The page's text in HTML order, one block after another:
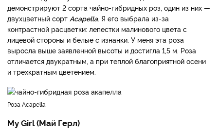
демонстрируют 2 сорта чайно-гибридных роз, один из них —
двухцветный сорт Acapella. Я его выбрала из-за
контрастной расцветки: лепестки малинового цвета с
лицевой стороны и белые с изнанки. У меня эта роза
выросла выше заявленной высоты и достигла 1,5 м. Роза
отличается двукратным, а при теплой благоприятной осени
и трехкратным цветением.
Роза Acapella
My Girl (Май Герл)